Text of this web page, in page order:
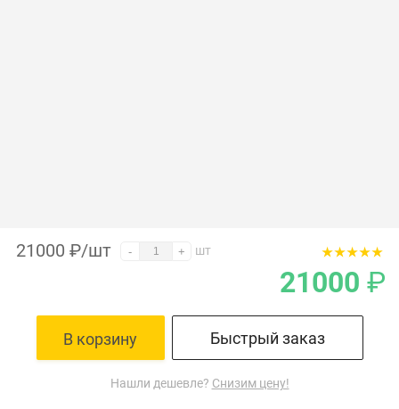
21000 ₽/шт - + шт
21000 ₽
В корзину Быстрый заказ
Нашли дешевле? Снизим цену!